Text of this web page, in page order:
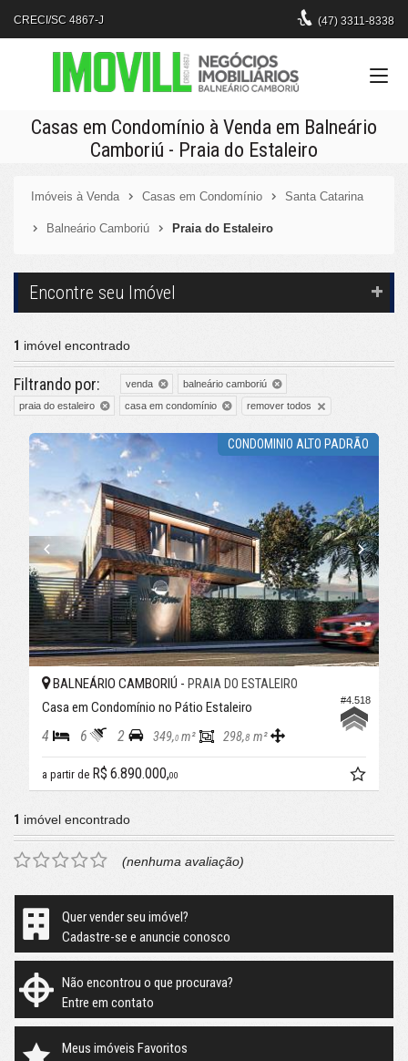
CRECI/SC 4867-J (47) 3311-8338
Casas em Condomínio à Venda em Balneário
Camboriú - Praia do Estaleiro
Imóveis à Venda Casas em Condomínio Santa Catarina
Balneário Camboriú Praia do Estaleiro
Encontre seu Imóvel
1 imóvel encontrado
Filtrando por: venda
balneário camboriú
praia do estaleiro
casa em condomínio remover todos
CONDOMINIO ALTO PADRÃO
#4.518
BALNEÁRIO CAMBORIÚ - PRAIA DO ESTALEIRO
Casa em Condomínio no Pátio Estaleiro
4 6 2 349,0 m² 298,8 m²
a partir de R$ 6.890.000,00
1 imóvel encontrado
(nenhuma avaliação)
Quer vender seu imóvel?
Cadastre-se e anuncie conosco
Não encontrou o que procurava?
Entre em contato
Meus imóveis Favoritos